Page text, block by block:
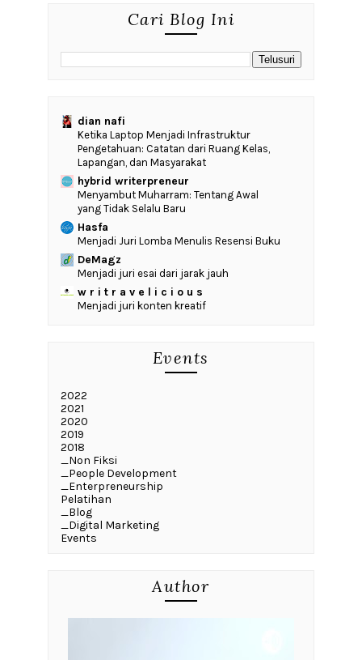
Cari Blog Ini
dian nafi
Ketika Laptop Menjadi Infrastruktur
Pengetahuan: Catatan dari Ruang Kelas,
Lapangan, dan Masyarakat
hybrid writerpreneur
Menyambut Muharram: Tentang Awal
yang Tidak Selalu Baru
Hasfa
Menjadi Juri Lomba Menulis Resensi Buku
DeMagz
Menjadi juri esai dari jarak jauh
w r i t r a v e l i c i o u s
Menjadi juri konten kreatif
Events
2022
2021
2020
2019
2018
_Non Fiksi
_People Development
_Enterpreneurship
Pelatihan
_Blog
_Digital Marketing
Events
Author